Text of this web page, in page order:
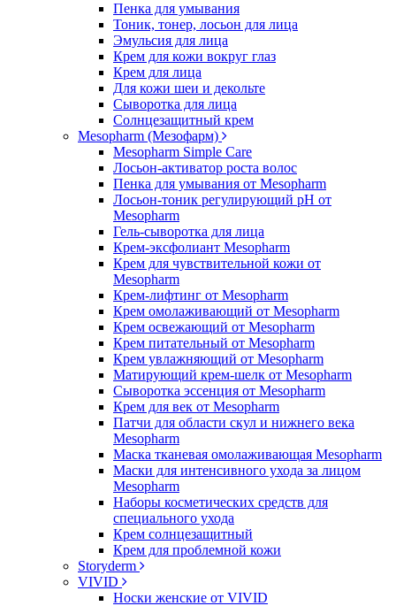
Пенка для умывания
Тоник, тонер, лосьон для лица
Эмульсия для лица
Крем для кожи вокруг глаз
Крем для лица
Для кожи шеи и декольте
Сыворотка для лица
Солнцезащитный крем
Mesopharm (Мезофарм)
Mesopharm Simple Care
Лосьон-активатор роста волос
Пенка для умывания от Mesopharm
Лосьон-тоник регулирующий рН от
Mesopharm
Гель-сыворотка для лица
Крем-эксфолиант Mesopharm
Крем для чувствительной кожи от
Mesopharm
Крем-лифтинг от Mesopharm
Крем омолаживающий от Mesopharm
Крем освежающий от Mesopharm
Крем питательный от Mesopharm
Крем увлажняющий от Mesopharm
Матирующий крем-шелк от Mesopharm
Сыворотка эссенция от Mesopharm
Крем для век от Mesopharm
Патчи для области скул и нижнего века
Mesopharm
Маска тканевая омолаживающая Mesopharm
Маски для интенсивного ухода за лицом
Mesopharm
Наборы косметических средств для
специального ухода
Крем солнцезащитный
Крем для проблемной кожи
Storyderm
VIVID
Носки женские от VIVID